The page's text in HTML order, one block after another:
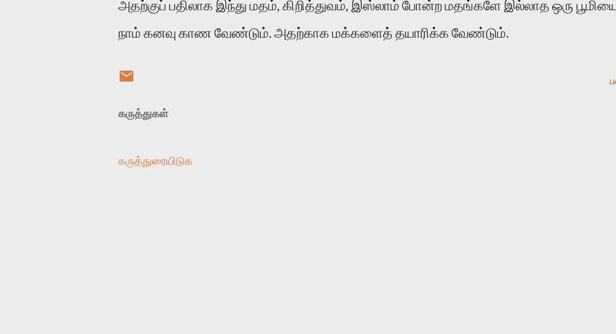
அதற்குப் பதிலாக இந்து மதம், கிறித்துவம், இஸ்லாம் போன்ற மதங்களே இல்லாத ஒரு
நாம் கனவு காண வேண்டும். அதற்காக மக்களைத் தயாரிக்க வேண்டும்.
கருத்துகள்
கருத்துரையிடுக